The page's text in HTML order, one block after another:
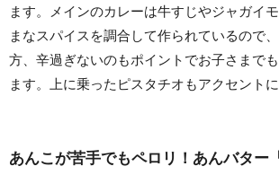
ます。メインのカレーは牛すじやジャガイ
まなスパイスを調合して作られているので
方、辛過ぎないのもポイントでお子さまで
ます。上に乗ったピスタチオもアクセントに
あんこが苦手でもペロリ！あんバター